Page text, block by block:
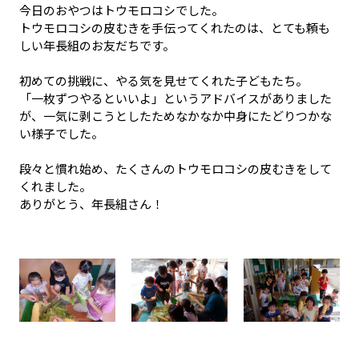
今日のおやつはトウモロコシでした。
トウモロコシの皮むきを手伝ってくれたのは、とても頼も
しい年長組のお友だちです。
初めての挑戦に、やる気を見せてくれた子どもたち。
「一枚ずつやるといいよ」というアドバイスがありました
が、一気に剥こうとしたためなかなか中身にたどりつかな
い様子でした。
段々と慣れ始め、たくさんのトウモロコシの皮むきをして
くれました。
ありがとう、年長組さん！